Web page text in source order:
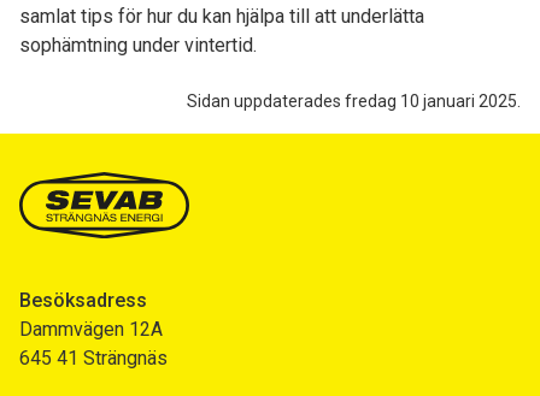
samlat tips för hur du kan hjälpa till att underlätta
sophämtning under vintertid.
Sidan uppdaterades fredag 10 januari 2025.
Besöksadress
Dammvägen 12A
645 41 Strängnäs